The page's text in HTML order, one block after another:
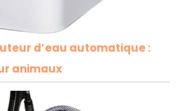
d’eau automatique :
animaux